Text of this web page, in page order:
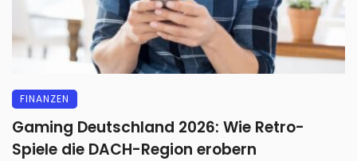
FINANZEN
Gaming Deutschland 2026: Wie Retro-
Spiele die DACH-Region erobern